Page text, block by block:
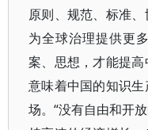
原则、规范、标准
为全球治理提供更
案、思想，才能提
意味着中国的知识
场。“没有自由和开